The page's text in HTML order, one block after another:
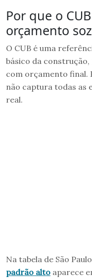
Por que o
orçamento
O CUB é uma
básico da
com orçamento final.
não captura todas as
real.
Na tabela de São
padrão alto aparece